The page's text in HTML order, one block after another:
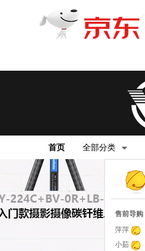
首页 全部分类
售前导购
萍萍
小茹